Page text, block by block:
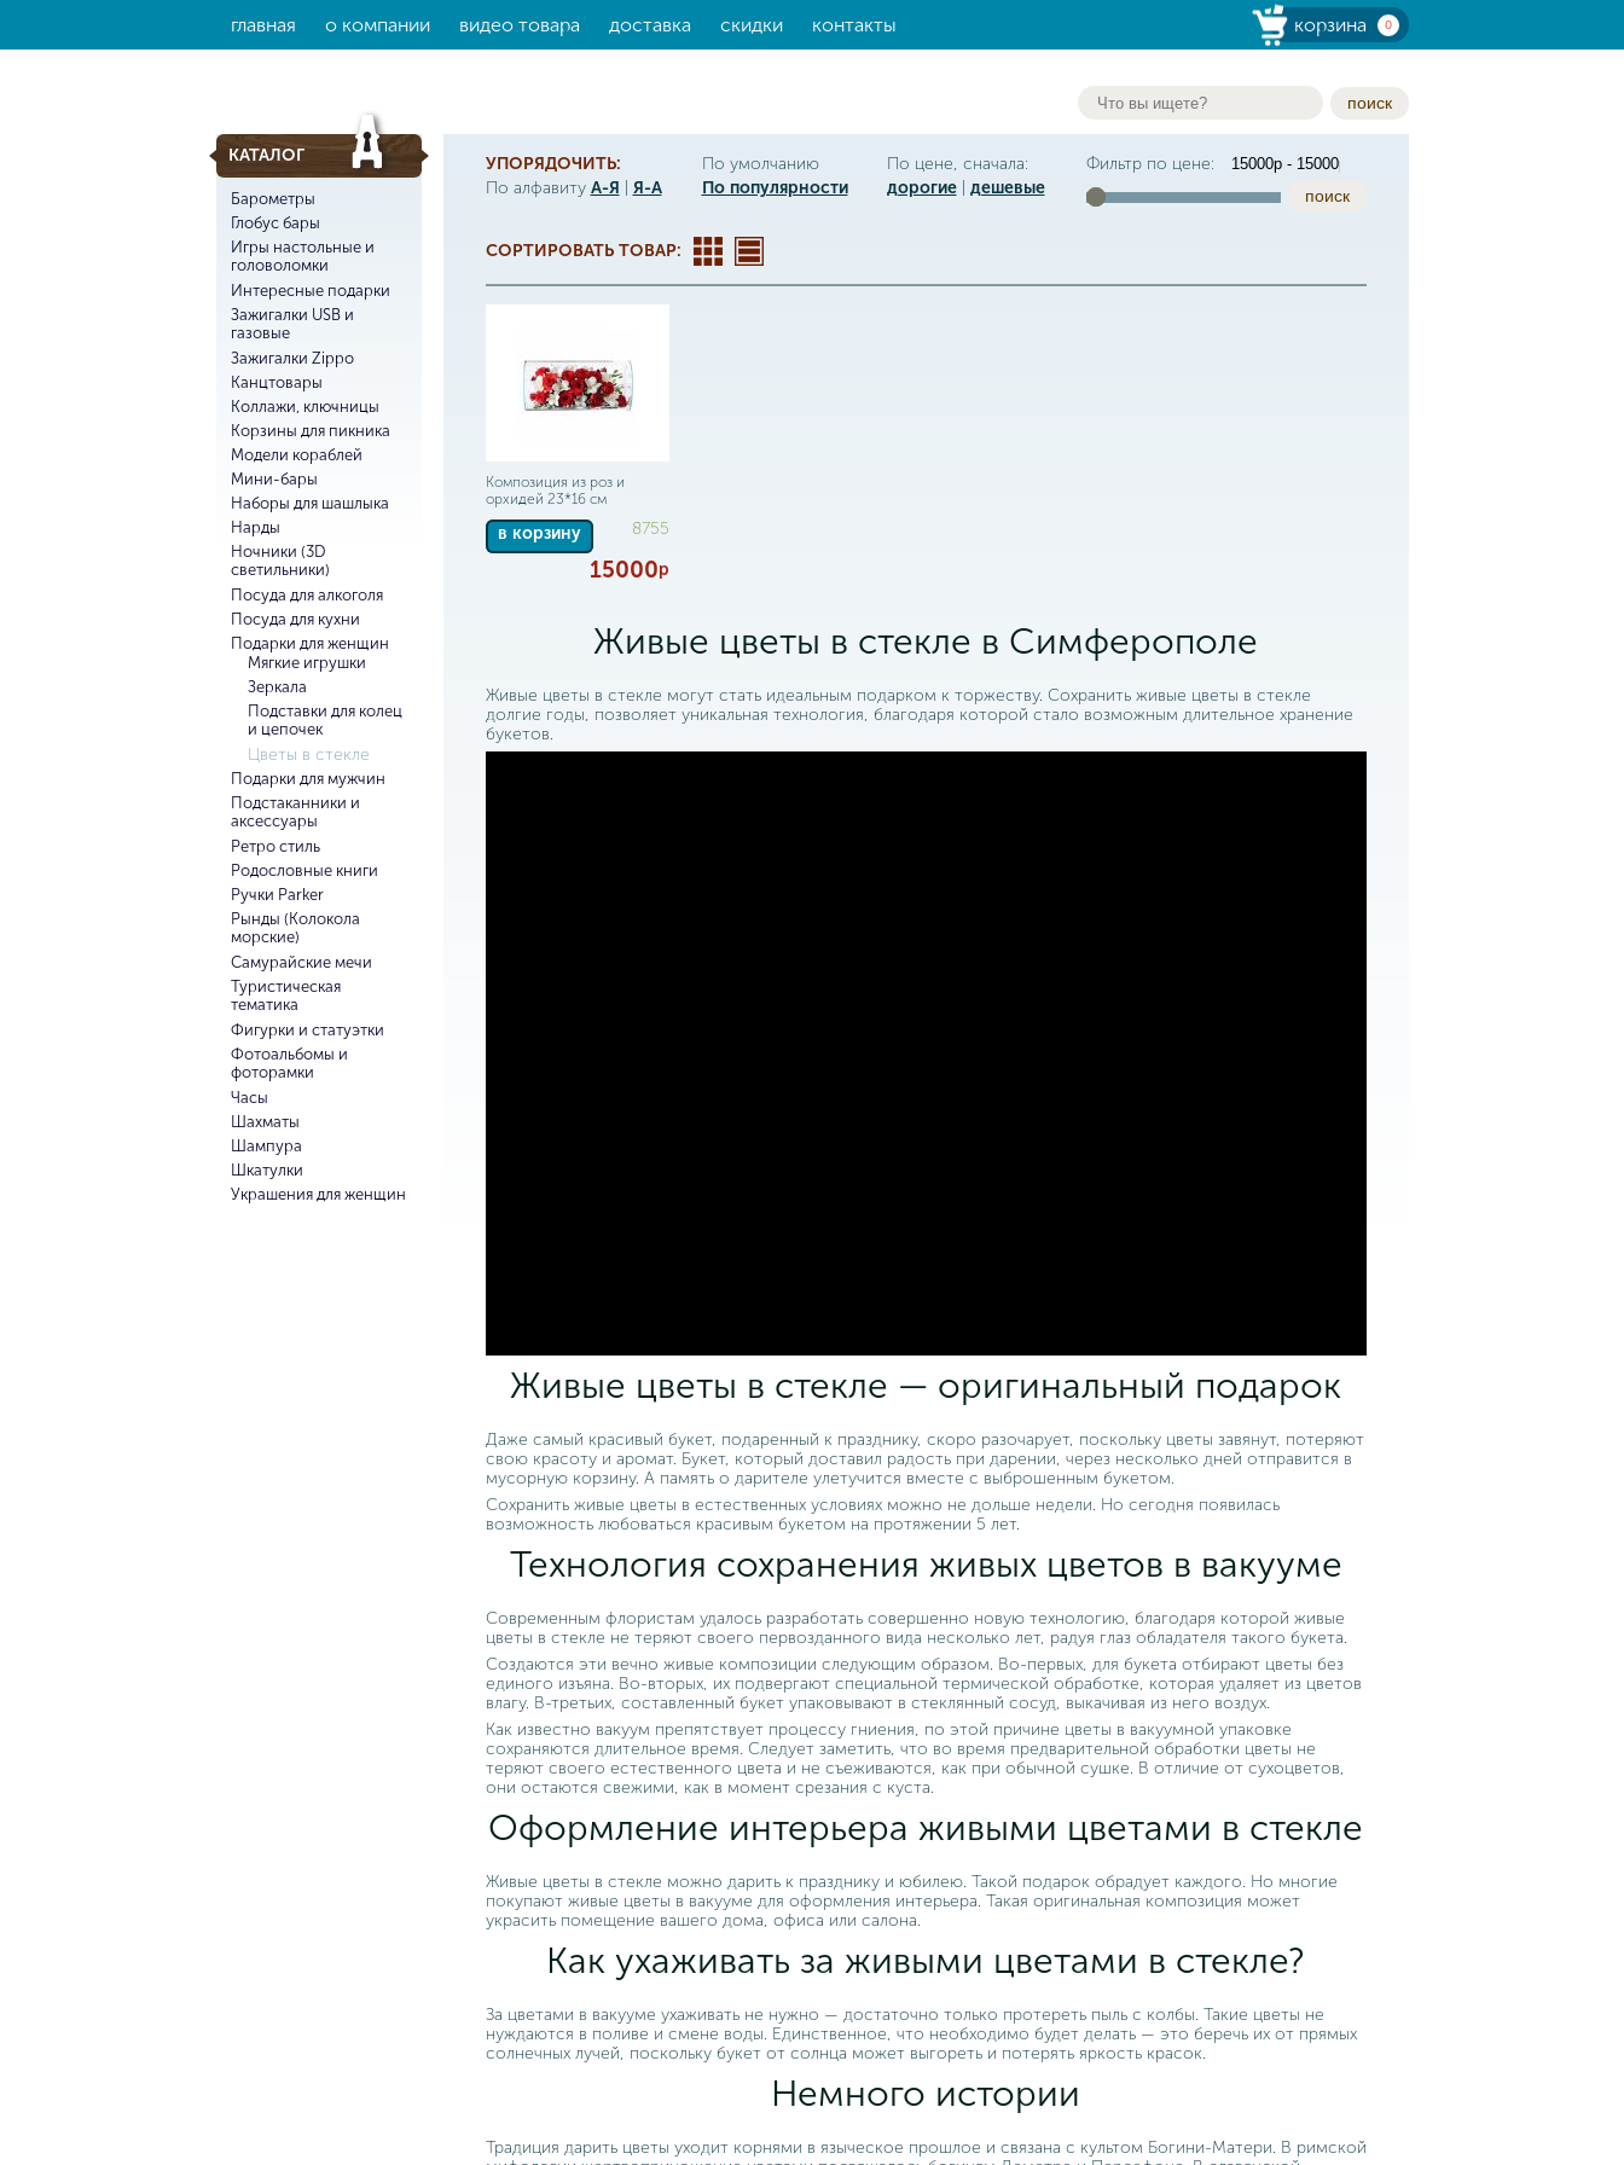
главная о компании видео товара доставка скидки контакты корзина 0
поиск
КАТАЛОГ
Барометры
Глобус бары
Игры настольные и
головоломки
Интересные подарки
Зажигалки USB и
газовые
Зажигалки Zippo
Канцтовары
Коллажи, ключницы
Корзины для пикника
Модели кораблей
Мини-бары
Наборы для шашлыка
Нарды
Ночники (3D
светильники)
Посуда для алкоголя
Посуда для кухни
Подарки для женщин
Мягкие игрушки
Зеркала
Подставки для колец
и цепочек
Цветы в стекле
Подарки для мужчин
Подстаканники и
аксессуары
Ретро стиль
Родословные книги
Ручки Parker
Рынды (Колокола
морские)
Самурайские мечи
Туристическая
тематика
Фигурки и статуэтки
Фотоальбомы и
фоторамки
Часы
Шахматы
Шампура
Шкатулки
Украшения для женщин
УПОРЯДОЧИТЬ:
По алфавиту А-Я Я-А
По умолчанию
По популярности
По цене, сначала:
дорогие| дешевые
Фильтр по цене:
поиск
СОРТИРОВАТЬ ТОВАР:
Композиция из роз и
орхидей 23*16 см
в корзину 8755
15000р
Живые цветы в стекле в Симферополе
Живые цветы в стекле могут стать идеальным подарком к торжеству. Сохранить живые цветы в стекле
долгие годы, позволяет уникальная технология, благодаря которой стало возможным длительное хранение
букетов.
Живые цветы в стекле — оригинальный подарок
Даже самый красивый букет, подаренный к празднику, скоро разочарует, поскольку цветы завянут, потеряют
свою красоту и аромат. Букет, который доставил радость при дарении, через несколько дней отправится в
мусорную корзину. А память о дарителе улетучится вместе с выброшенным букетом.
Сохранить живые цветы в естественных условиях можно не дольше недели. Но сегодня появилась
возможность любоваться красивым букетом на протяжении 5 лет.
Технология сохранения живых цветов в вакууме
Современным флористам удалось разработать совершенно новую технологию, благодаря которой живые
цветы в стекле не теряют своего первозданного вида несколько лет, радуя глаз обладателя такого букета.
Создаются эти вечно живые композиции следующим образом. Во-первых, для букета отбирают цветы без
единого изъяна. Во-вторых, их подвергают специальной термической обработке, которая удаляет из цветов
влагу. В-третьих, составленный букет упаковывают в стеклянный сосуд, выкачивая из него воздух.
Как известно вакуум препятствует процессу гниения, по этой причине цветы в вакуумной упаковке
сохраняются длительное время. Следует заметить, что во время предварительной обработки цветы не
теряют своего естественного цвета и не съеживаются, как при обычной сушке. В отличие от сухоцветов,
они остаются свежими, как в момент срезания с куста.
Оформление интерьера живыми цветами в стекле
Живые цветы в стекле можно дарить к празднику и юбилею. Такой подарок обрадует каждого. Но многие
покупают живые цветы в вакууме для оформления интерьера. Такая оригинальная композиция может
украсить помещение вашего дома, офиса или салона.
Как ухаживать за живыми цветами в стекле?
За цветами в вакууме ухаживать не нужно — достаточно только протереть пыль с колбы. Такие цветы не
нуждаются в поливе и смене воды. Единственное, что необходимо будет делать — это беречь их от прямых
солнечных лучей, поскольку букет от солнца может выгореть и потерять яркость красок.
Немного истории
Традиция дарить цветы уходит корнями в языческое прошлое и связана с культом Богини-Матери. В римской